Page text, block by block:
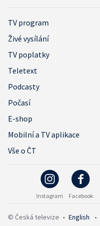
TV program
Živé vysílání
TV poplatky
Teletext
Podcasty
Počasí
E-shop
Mobilní a TV aplikace
Vše o ČT
Instagram Facebook
© Česká televize • English •